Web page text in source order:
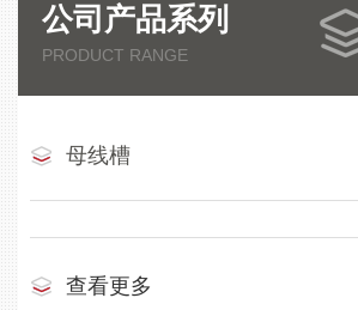
公司产品系列
PRODUCT RANGE
母线槽
查看更多